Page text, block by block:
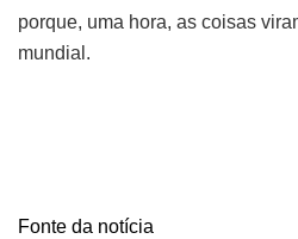
porque, uma hora, as coisas
mundial.
Fonte da notícia